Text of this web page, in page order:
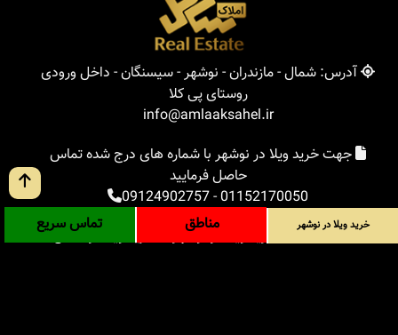
آدرس: شمال - مازندران - نوشهر - سیسنگان - داخل ورودی
روستای پی کلا
info@amlaaksahel.ir
جهت خرید ویلا در نوشهر با شماره های درج شده تماس
حاصل فرمایید
01152170050
-
09124902757
املاک ساحل
خرید ویلا در نوشهر
خرید ویلا در شمال
خرید ویلا در نوشهر مناطق تماس سریع